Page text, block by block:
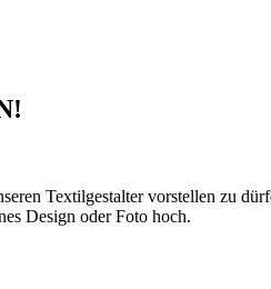
Textilgestalter vorstellen zu
Design oder Foto hoch.